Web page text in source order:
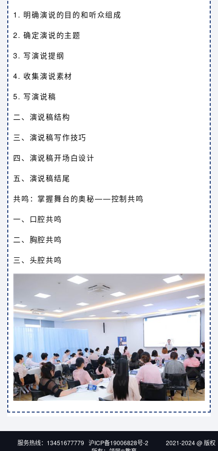
1. 明确演说的目的和听众组成
2. 确定演说的主题
3. 写演说提纲
4. 收集演说素材
5. 写演说稿
二、演说稿结构
三、演说稿写作技巧
四、演说稿开场白设计
五、演说稿结尾
共鸣：掌握舞台的奥秘——控制共鸣
一、口腔共鸣
二、胸腔共鸣
三、头腔共鸣
服务热线：13451677779 沪ICP备19006828号-2 2021-2024 @ 版权